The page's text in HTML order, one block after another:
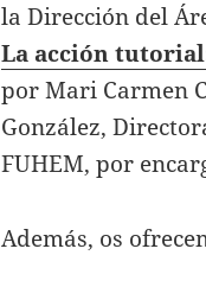
la Dirección del
La acción
por Mari Carmen
González,
FUHEM, por
Además, os